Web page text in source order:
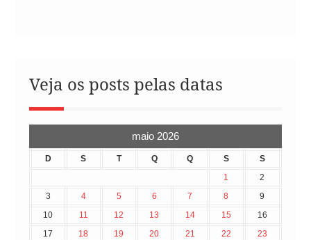
Veja os posts pelas datas
maio 2026
D S T Q Q S
S
1
2
3
4 5 6 7 8
9
10
11 12 13 14 15
16
17
18 19 20 21 22
23